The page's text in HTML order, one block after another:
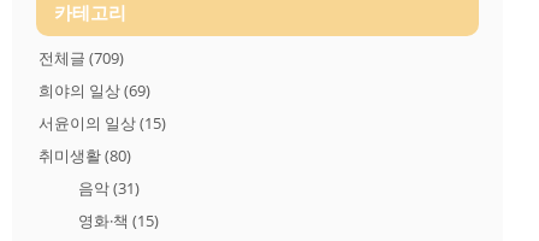
카테고리
전체글 (709)
희야의 일상(69)
서윤이의 일상(15)
취미생활(80)
음악(31)
영화·책 (15)